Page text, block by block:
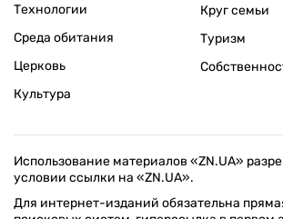
Технологии
Среда обитания
Церковь
Культура
Круг семьи
Туризм
Использование материалов «ZN.UA»
условии ссылки на «ZN.UA».
Для интернет-изданий обязательна